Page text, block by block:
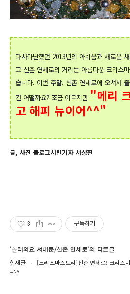
다사다난했던 2013년의 아쉬움과 새로운
고 신촌 연세로의 거리는 아름다운 크리스
습니다. 이번 주말, 신촌 연세로에 오셔서
건 어떨까요? 조금 이르지만 "메리
고 해피 뉴이어^^"
글, 사진 블로그시민기자 서상진
3 구독하기
'놀러와요 서대문/신촌 연세로'의 다른글
현재글
[크리스마스트리]신촌 연세로! 크리스
~^^